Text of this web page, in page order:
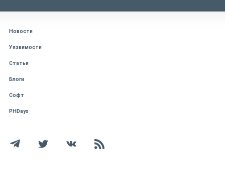
Новости
Уязвимости
Статьи
Блоги
Софт
PHDays